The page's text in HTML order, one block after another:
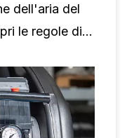
dell'aria del
le regole di
pressione